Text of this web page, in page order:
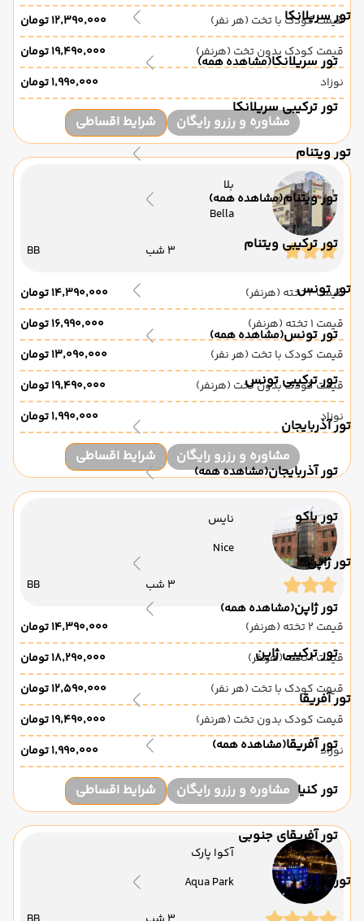
تور سریلانکا
تور سریلانکا(مشاهده همه)
تور ترکیبی سریلانکا
تور ویتنام
تور ویتنام(مشاهده همه)
تور ترکیبی ویتنام
تور تونس
تور تونس(مشاهده همه)
تور ترکیبی تونس
تور آذربایجان
تور آذربایجان(مشاهده همه)
تور باکو
تور ژاپن
تور ژاپن(مشاهده همه)
تور ترکیبی ژاپن
تور آفریقا
تور آفریقا(مشاهده همه)
تور کنیا
تور آفریقای جنوبی
تور برزیل
قیمت کودک با تخت (هر نفر)
۱۲٬۳۹۰٬۰۰۰ تومان
قیمت کودک بدون تخت (هرنفر)
۱۹٬۴۹۰٬۰۰۰ تومان
نوزاد
۱٬۹۹۰٬۰۰۰ تومان
مشاوره و رزرو رایگان شرایط اقساطی
بلا
Bella
3 شب BB
قیمت 2 تخته (هرنفر)
۱۴٬۳۹۰٬۰۰۰ تومان
قیمت 1 تخته (هرنفر)
۱۶٬۹۹۰٬۰۰۰ تومان
قیمت کودک با تخت (هر نفر)
۱۳٬۰۹۰٬۰۰۰ تومان
قیمت کودک بدون تخت (هرنفر)
۱۹٬۴۹۰٬۰۰۰ تومان
نوزاد
۱٬۹۹۰٬۰۰۰ تومان
مشاوره و رزرو رایگان شرایط اقساطی
نایس
Nice
3 شب BB
قیمت 2 تخته (هرنفر)
۱۴٬۳۹۰٬۰۰۰ تومان
قیمت 1 تخته (هرنفر)
۱۸٬۲۹۰٬۰۰۰ تومان
قیمت کودک با تخت (هر نفر)
۱۲٬۵۹۰٬۰۰۰ تومان
قیمت کودک بدون تخت (هرنفر)
۱۹٬۴۹۰٬۰۰۰ تومان
نوزاد
۱٬۹۹۰٬۰۰۰ تومان
مشاوره و رزرو رایگان شرایط اقساطی
آکوا پارک
Aqua Park